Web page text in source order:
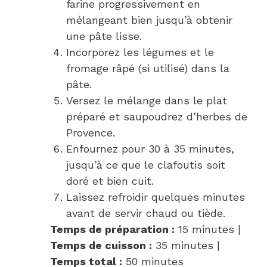
farine progressivement en
mélangeant bien jusqu’à obtenir
une pâte lisse.
Incorporez les légumes et le
fromage râpé (si utilisé) dans la
pâte.
Versez le mélange dans le plat
préparé et saupoudrez d’herbes de
Provence.
Enfournez pour 30 à 35 minutes,
jusqu’à ce que le clafoutis soit
doré et bien cuit.
Laissez refroidir quelques minutes
avant de servir chaud ou tiède.
Temps de préparation : 15 minutes |
Temps de cuisson : 35 minutes |
Temps total : 50 minutes